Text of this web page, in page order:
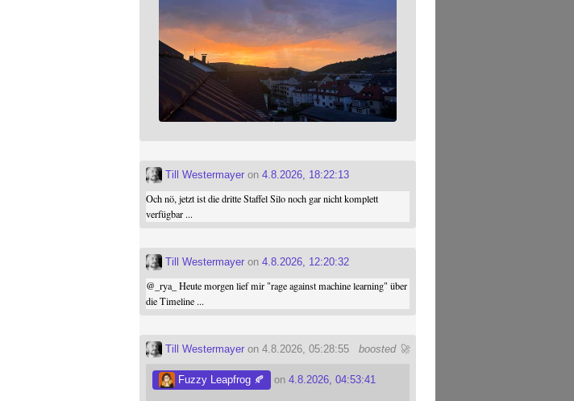
Till Westermayer on4.8.2026, 18:22:13
Och nö, jetzt ist die dritte Staffel Silo noch gar nicht komplett
verfügbar ...
Till Westermayer on4.8.2026, 12:20:32
@ _rya_ Heute morgen lief mir "rage against machine learning" über
die Timeline ...
boosted 🚀
Till Westermayer on 4.8.2026, 05:28:55
Fuzzy Leapfrog 🍂 on4.8.2026, 04:53:41